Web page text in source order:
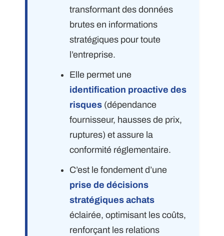
transformant des données
brutes en informations
stratégiques pour toute
l’entreprise.
Elle permet une
identification proactive des
risques (dépendance
fournisseur, hausses de prix,
ruptures) et assure la
conformité réglementaire.
C’est le fondement d’une
prise de décisions
stratégiques achats
éclairée, optimisant les coûts,
renforçant les relations